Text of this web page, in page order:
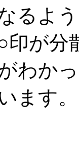
るよ
印が分
わか
ます